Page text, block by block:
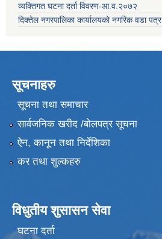
व्यक्तिगत घटना दर्ता विवरण-आ.व.२०७२
दिक्तेल नगरपालिका कार्यालयको नगरिक वडा पत्र
सूचनाहरु
सूचना तथा समाचार
सार्वजनिक खरीद /बोलपत्र सूचना
ऐन, कानून तथा निर्देशिका
कर तथा शुल्कहरु
विधुतीय शुसासन सेवा
घटना दर्ता